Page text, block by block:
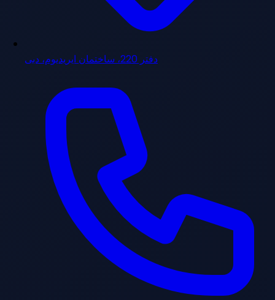
دفتر 220، ساختمان ایریدیوم، دبی